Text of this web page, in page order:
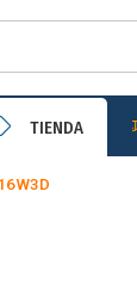
email
TIENDA